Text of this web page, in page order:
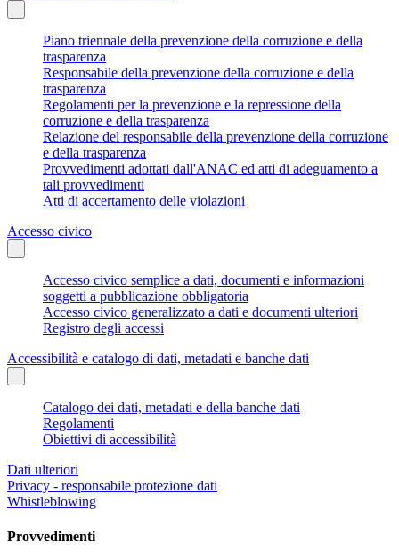
Piano triennale della prevenzione della corruzione e della
trasparenza
Responsabile della prevenzione della corruzione e della
trasparenza
Regolamenti per la prevenzione e la repressione della
corruzione e della trasparenza
Relazione del responsabile della prevenzione della corruzione
e della trasparenza
Provvedimenti adottati dall'ANAC ed atti di adeguamento a
tali provvedimenti
Atti di accertamento delle violazioni
Accesso civico
Accesso civico semplice a dati, documenti e informazioni
soggetti a pubblicazione obbligatoria
Accesso civico generalizzato a dati e documenti ulteriori
Registro degli accessi
Accessibilità e catalogo di dati, metadati e banche dati
Catalogo dei dati, metadati e della banche dati
Regolamenti
Obiettivi di accessibilità
Dati ulteriori
Privacy - responsabile protezione dati
Whistleblowing
Provvedimenti